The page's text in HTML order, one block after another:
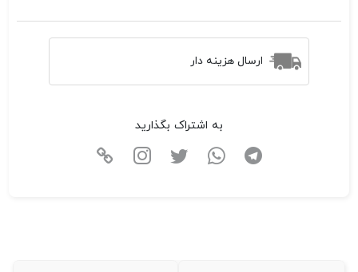
ارسال هزینه دار
به اشتراک بگذارید